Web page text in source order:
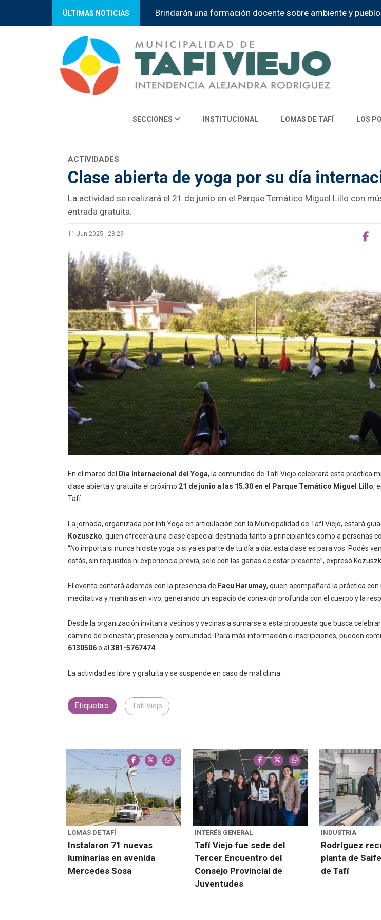
ÚLTIMAS NOTICIAS Brindarán una formación docente sobre ambiente y
SECCIONES INSTITUCIONAL LOMAS DE TAFÍ LOS
ACTIVIDADES
Clase abierta de yoga por su día
La actividad se realizará el 21 de junio en el Parque Temático Miguel Lillo con
entrada gratuita.
11 Jun 2025 - 23:29
En el marco del Día Internacional del Yoga, la comunidad de Tafí Viejo celebrará esta práctica
clase abierta y gratuita el próximo 21 de junio a las 15.30 en el Parque Temático Miguel Lillo,
Tafí.
La jornada, organizada por Inti Yoga en articulación con la Municipalidad de Tafí Viejo, estará
Kozuszko, quien ofrecerá una clase especial destinada tanto a principiantes como a personas
“No importa si nunca hiciste yoga o si ya es parte de tu día a día: esta clase es para vos. Podés
estás, sin requisitos ni experiencia previa, solo con las ganas de estar presente”, expresó
El evento contará además con la presencia de Facu Harumay, quien acompañará la práctica con
meditativa y mantras en vivo, generando un espacio de conexión profunda con el cuerpo y la
Desde la organización invitan a vecinos y vecinas a sumarse a esta propuesta que busca
camino de bienestar, presencia y comunidad. Para más información o inscripciones, pueden
6130506o al 381-5767474
La actividad es libre y gratuita y se suspende en caso de mal clima.
Etiquetas: Tafí Viejo
LOMAS DE TAFÍ
Instalaron 71 nuevas
luminarias en avenida
Mercedes Sosa
INTERÉS GENERAL
Tafí Viejo fue sede del
Tercer Encuentro del
Consejo Provincial de
Juventudes
INDUSTRIA
Rodríguez
planta de
de Tafí